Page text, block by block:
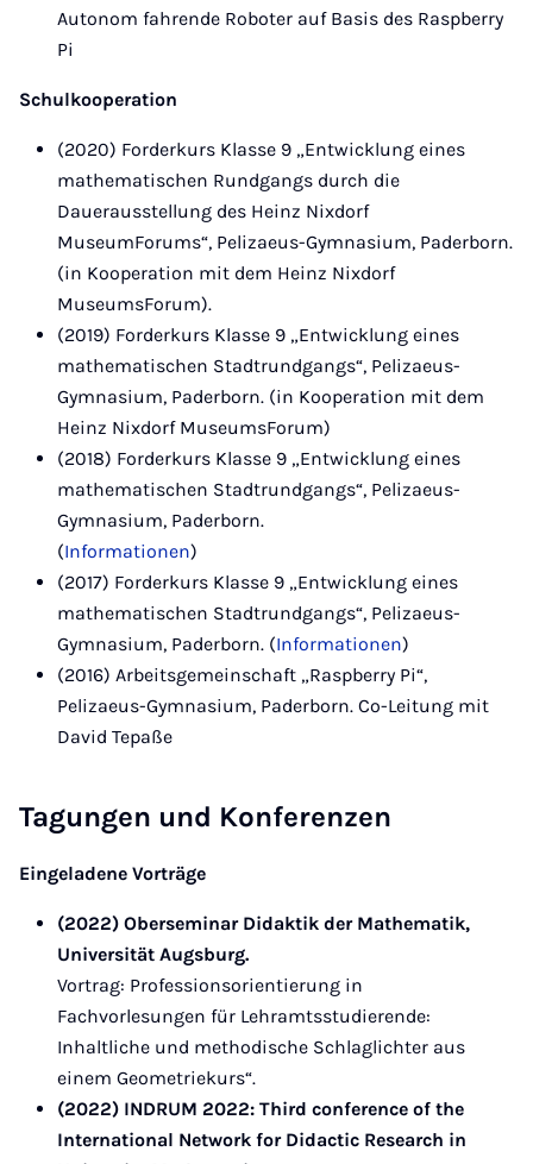
Autonom fahrende Roboter auf Basis des Raspberry
Pi
Schulkooperation
(2020) Forderkurs Klasse 9 „Entwicklung eines
mathematischen Rundgangs durch die
Dauerausstellung des Heinz Nixdorf
MuseumForums“, Pelizaeus-Gymnasium, Paderborn.
(in Kooperation mit dem Heinz Nixdorf
MuseumsForum).
(2019) Forderkurs Klasse 9 „Entwicklung eines
mathematischen Stadtrundgangs“, Pelizaeus-
Gymnasium, Paderborn. (in Kooperation mit dem
Heinz Nixdorf MuseumsForum)
(2018) Forderkurs Klasse 9 „Entwicklung eines
mathematischen Stadtrundgangs“, Pelizaeus-
Gymnasium, Paderborn.
(Informationen)
(2017) Forderkurs Klasse 9 „Entwicklung eines
mathematischen Stadtrundgangs“, Pelizaeus-
Gymnasium, Paderborn. (Informationen)
(2016) Arbeitsgemeinschaft „Raspberry Pi“,
Pelizaeus-Gymnasium, Paderborn. Co-Leitung mit
David Tepaße
Tagungen und Konferenzen
Eingeladene Vorträge
(2022) Oberseminar Didaktik der Mathematik,
Universität Augsburg.
Vortrag: Professionsorientierung in
Fachvorlesungen für Lehramtsstudierende:
Inhaltliche und methodische Schlaglichter aus
einem Geometriekurs“.
(2022) INDRUM 2022: Third conference of the
International Network for Didactic Research in